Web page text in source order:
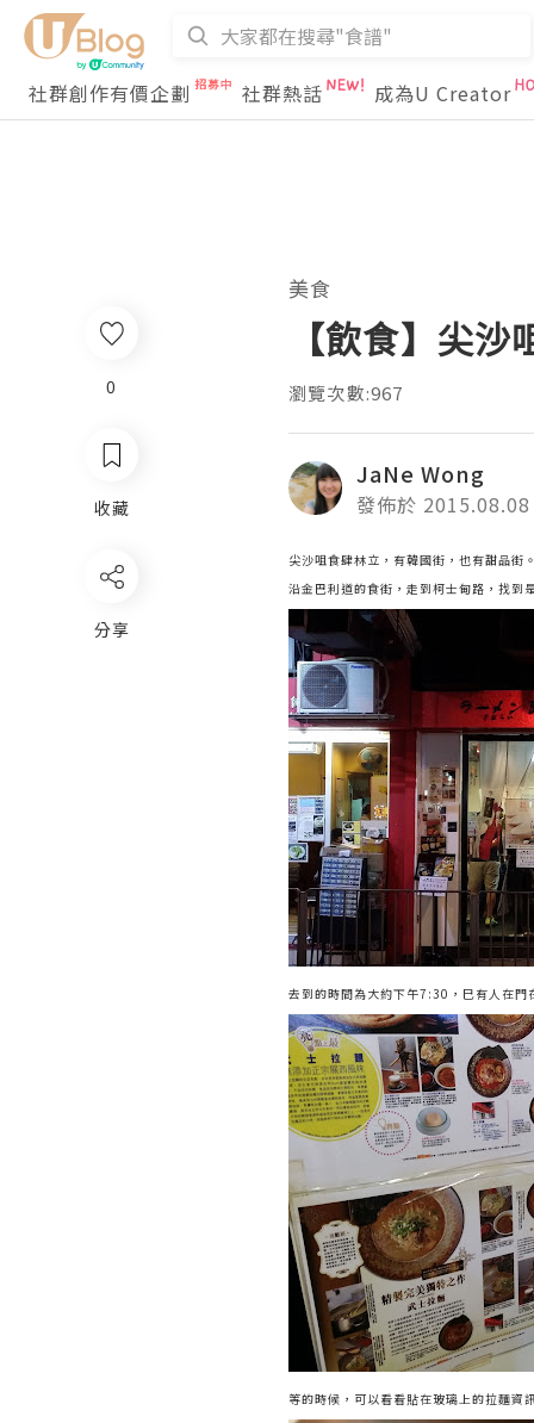
社群創作有價企劃 社群熱話 成為U Creator
0
收藏
分享
美食
【飲食】尖
瀏覽次數:967
JaNe Wong
發佈於 2015.08.08
尖沙咀食肆林立，有韓國街，也有甜品街
沿金巴利道的食街，走到柯士甸路，找
去到的時間為大約下午7:30，巳有人在門
等的時候，可以看看貼在玻璃上的拉麵資